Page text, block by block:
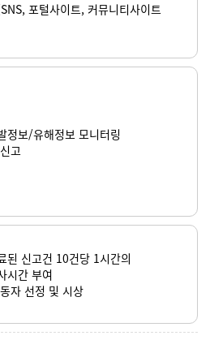
포털사이트, 커뮤니티사이트
정보/유해정보 모니터링
고
된 신고건 10건당 1시간의
시간 부여
자 선정 및 시상